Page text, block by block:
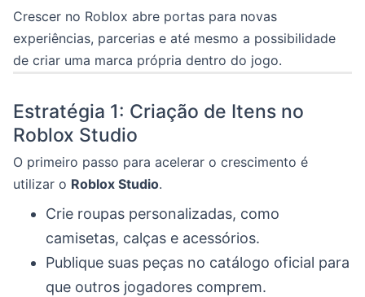
Crescer no Roblox abre portas para novas
experiências, parcerias e até mesmo a possibilidade
de criar uma marca própria dentro do jogo.
Estratégia 1: Criação de Itens no
Roblox Studio
O primeiro passo para acelerar o crescimento é
utilizar o Roblox Studio.
Crie roupas personalizadas, como
camisetas, calças e acessórios.
Publique suas peças no catálogo oficial para
que outros jogadores comprem.